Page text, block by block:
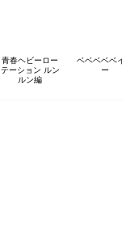
青春ヘビーロー
テーション ルン
ルン編
ベベベベベ
ー